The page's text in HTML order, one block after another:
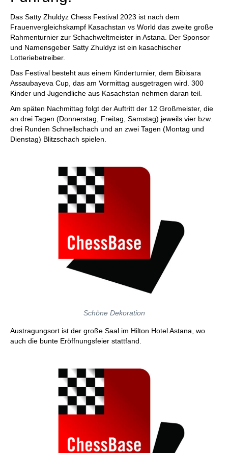
Das Satty Zhuldyz Chess Festival 2023 ist nach dem
Frauenvergleichskampf Kasachstan vs World das zweite große
Rahmenturnier zur Schachweltmeister in Astana. Der Sponsor
und Namensgeber Satty Zhuldyz ist ein kasachischer
Lotteriebetreiber.
Das Festival besteht aus einem Kinderturnier, dem Bibisara
Assaubayeva Cup, das am Vormittag ausgetragen wird. 300
Kinder und Jugendliche aus Kasachstan nehmen daran teil.
Am späten Nachmittag folgt der Auftritt der 12 Großmeister, die
an drei Tagen (Donnerstag, Freitag, Samstag) jeweils vier bzw.
drei Runden Schnellschach und an zwei Tagen (Montag und
Dienstag) Blitzschach spielen.
Schöne Dekoration
Austragungsort ist der große Saal im Hilton Hotel Astana, wo
auch die bunte Eröffnungsfeier stattfand.